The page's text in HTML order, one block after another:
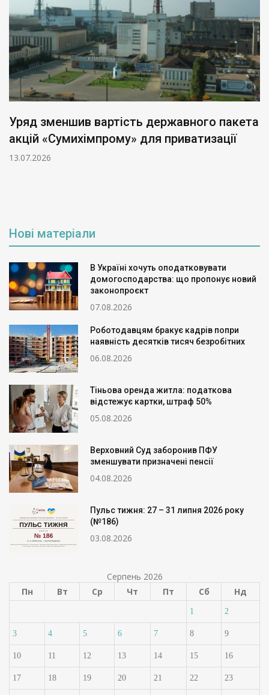
Уряд зменшив вартість державного пакета
акцій «Сумихімпрому» для приватизації
13.07.2026
Нові матеріали
В Україні хочуть оподатковувати
домогосподарства: що пропонує новий
законопроєкт
07.08.2026
Роботодавцям бракує кадрів попри
наявність десятків тисяч безробітних
06.08.2026
Тіньова оренда житла: податкова
відстежує картки, штраф 50%
05.08.2026
Верховний Суд заборонив ПФУ
зменшувати призначені пенсії
04.08.2026
Пульс тижня: 27 – 31 липня 2026 року
(№186)
03.08.2026
Серпень 2026
Пн
Вт Ср Чт Пт Сб Нд
1 2
3 4 5 6 7 8 9
10 11 12 13 14 15 16
17 18 19 20 21 22 23